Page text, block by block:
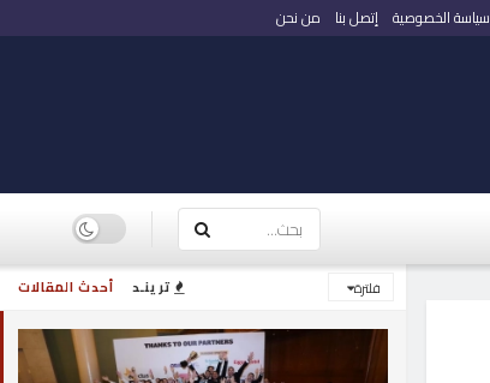
أحدث المقالات ترينـد فلترة
سياسة الخصوصية إتصل بنا من نحن